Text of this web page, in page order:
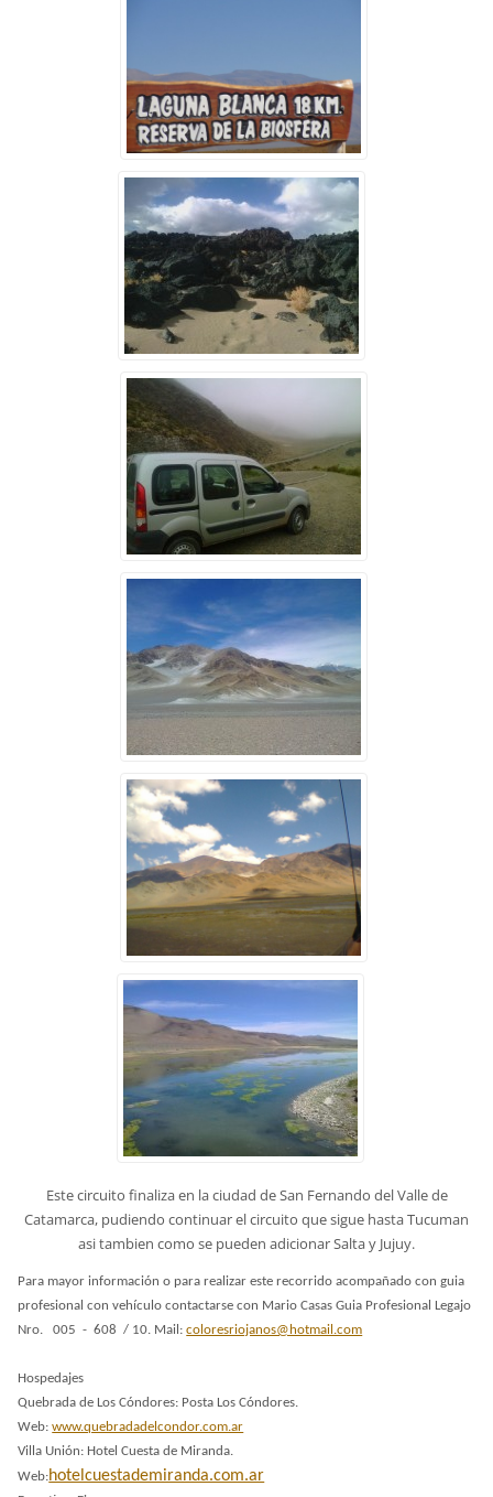
Este circuito finaliza en la ciudad de San Fernando del Valle de
Catamarca, pudiendo continuar el circuito que sigue hasta Tucuman
asi tambien como se pueden adicionar Salta y Jujuy.
Para mayor información o para realizar este recorrido acompañado con guia
profesional con vehículo contactarse con Mario Casas Guia Profesional Legajo
Nro. 005 - 608 / 10. Mail:coloresriojanos@hotmail.com
Hospedajes
Quebrada de Los Cóndores: Posta Los Cóndores.
Web:www.quebradadelcondor.com.ar
Villa Unión: Hotel Cuesta de Miranda.
Web:hotelcuestademiranda.com.ar